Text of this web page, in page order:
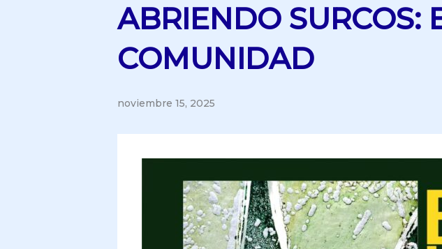
ABRIENDO SURCOS:
COMUNIDAD
noviembre 15, 2025